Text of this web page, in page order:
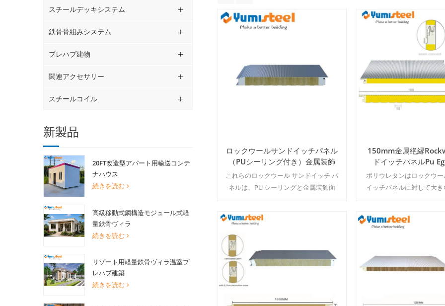
スチールデッキシステム
鉄骨骨組みシステム
プレハブ建物
関連アクセサリー
スチールコイル
新製品
20FT改造型アパート用輸送コンテ
ナハウス
続きを読む
高級移動式鋼構造モジュール式軽
量鉄骨ヴィラ
続きを読む
リゾート用軽量鉄骨ヴィラ温室プ
レハブ建築
続きを読む
ロックウールサンドイッチパネル
（PUシーリング付き）金属装飾
外壁屋根パネル
これらのロックウール サンドイッチ パ
ネルは、PU シーリングと金属装飾面
方に洗練された美観を提供します。
150mm金属絶縁
ドイッチパネルPu
ポリウレタンはロックウ
イッチパネルに対して大